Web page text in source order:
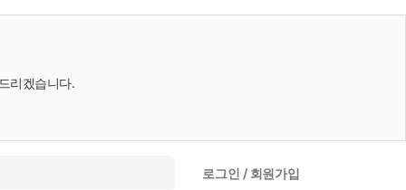
리겠습니다.
로그인 / 회원가입